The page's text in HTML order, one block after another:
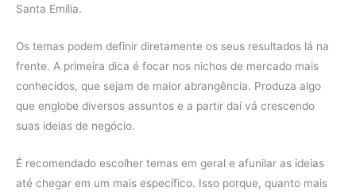
Santa Emília.
Os temas podem definir diretamente os seus resultados lá na
frente. A primeira dica é focar nos nichos de mercado mais
conhecidos, que sejam de maior abrangência. Produza algo
que englobe diversos assuntos e a partir daí vá crescendo
suas ideias de negócio.
É recomendado escolher temas em geral e afunilar as ideias
até chegar em um mais específico. Isso porque, quanto mais